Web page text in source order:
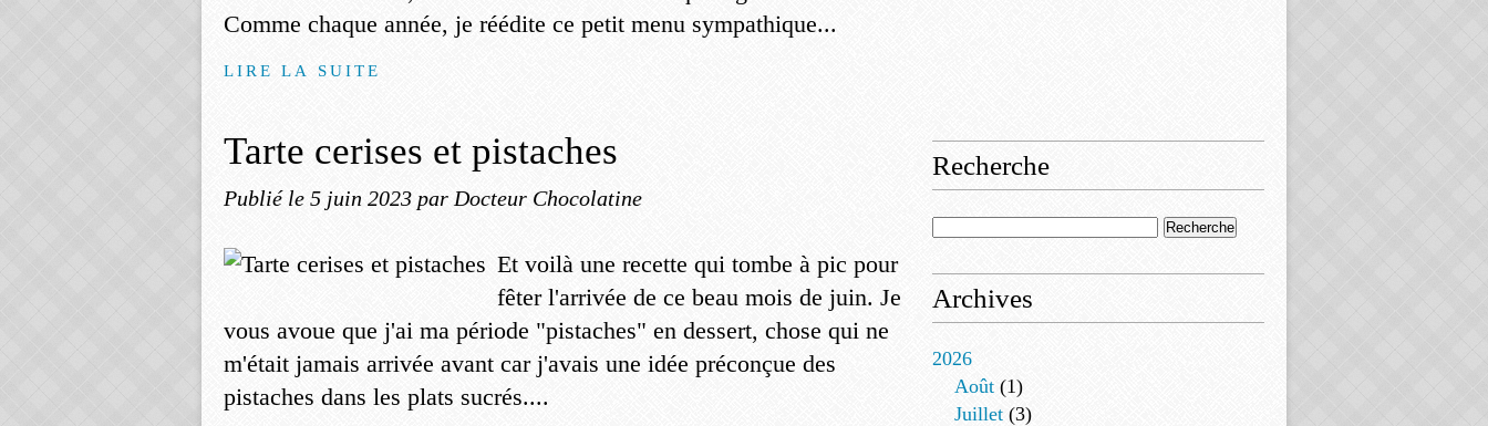
Comme chaque année, je réédite ce petit menu sympathique...
LIRE LA SUITE
Tarte cerises et pistaches
Publié le 5 juin 2023 par Docteur Chocolatine
Et voilà une recette qui tombe à pic pour
fêter l'arrivée de ce beau mois de juin. Je
vous avoue que j'ai ma période "pistaches" en dessert, chose qui ne
m'était jamais arrivée avant car j'avais une idée préconçue des
pistaches dans les plats sucrés....
Recherche
Archives
2026
Août (1)
Juillet (3)